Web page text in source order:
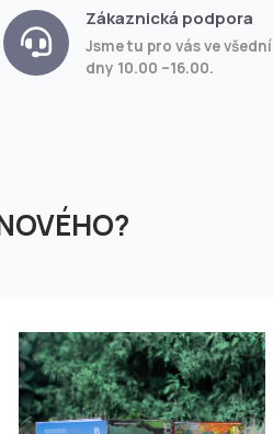
Zákaznická podpora
Jsme tu pro vás ve všední
dny 10.00 –16.00.